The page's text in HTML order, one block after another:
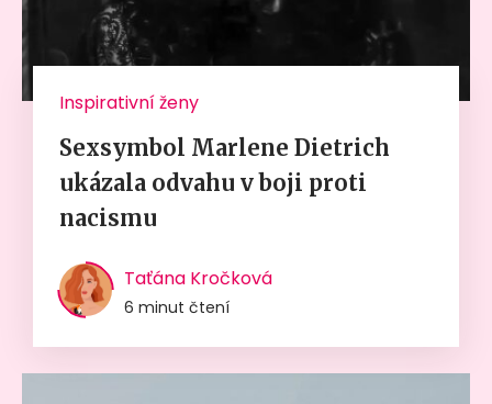
Inspirativní ženy
Sexsymbol Marlene Dietrich
ukázala odvahu v boji proti
nacismu
Taťána Kročková
6 minut čtení